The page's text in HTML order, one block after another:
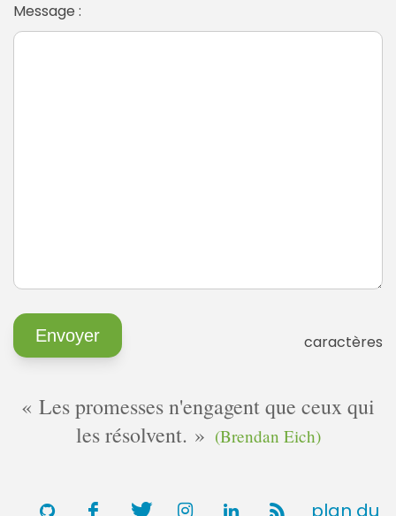
Message :
caractères
Les promesses n'engagent que ceux qui
les résolvent.
(Brendan Eich)
plan du